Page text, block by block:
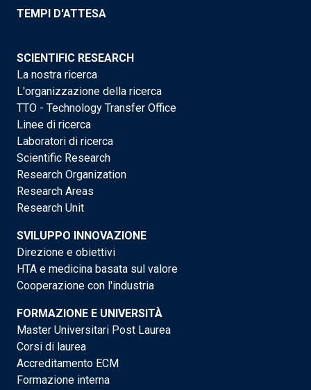
TEMPI D'ATTESA
SCIENTIFIC RESEARCH
La nostra ricerca
L'organizzazione della ricerca
TTO - Technology Transfer Office
Linee di ricerca
Laboratori di ricerca
Scientific Research
Research Organization
Research Areas
Research Unit
SVILUPPO INNOVAZIONE
Direzione e obiettivi
HTA e medicina basata sul valore
Cooperazione con l'industria
FORMAZIONE E UNIVERSITÀ
Master Universitari Post Laurea
Corsi di laurea
Accreditamento ECM
Formazione interna